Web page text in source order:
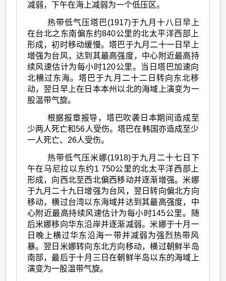
减弱，下午在海上减弱为一个低压区。
热带低气压塔巴(1917)于九月十八日早上
在台北之东南偏东约840公里的北太平洋西部上
形成，初时移动缓慢。塔巴于九月二十一日早上
增强为台风，达到其最高强度，中心附近最高持
续风速估计为每小时120公里。当日塔巴加速向
北横过东海。塔巴于九月二十二日转向东北移
动，翌日早上在日本本州以北的海域上演变为一
股温带气旋。
根据报章报导，塔巴吹袭日本期间造成至
少两人死亡和56人受伤。塔巴在韩国亦造成至少
一人死亡、26人受伤。
热带低气压米娜(1918)于九月二十七日下
午在马尼拉以东约1 750公里的北太平洋西部上
形成，向西北至西北偏西移动并逐渐增强。米娜
于九月二十九日增强为台风，翌日转向偏北方向
移动，横过台湾以东海域并达到其最高强度，中
心附近最高持续风速估计为每小时145公里。随
后米娜移向华东沿岸并逐渐减弱。米娜于十月一
日晚上横过华东沿海一带并减弱为强烈热带风
暴。翌日米娜转向东北方向移动，横过朝鲜半岛
南部，最后于十月三日在朝鲜半岛以东的海域上
演变为一股温带气旋。